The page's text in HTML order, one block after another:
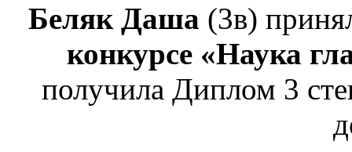
Беляк Даша (3в)
конкурсе «Наука
получила Диплом 3